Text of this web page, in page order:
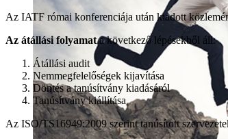
Az IATF római konferenciája után kiadott
Az átállási folyamata következő lépésekből áll:
Átállási audit
Nemmegfelelőségek kijavítása
Döntés a tanúsítvány kiadásáról
Tanúsítvány kiállítása
Az ISO/TS16949:2009 szerint tanúsított